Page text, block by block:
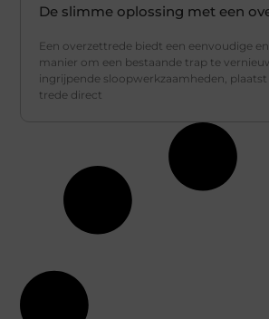
De slimme oplossing met een
Een overzettrede biedt een eenvoudige
manier om een bestaande trap te
ingrijpende sloopwerkzaamheden,
trede direct